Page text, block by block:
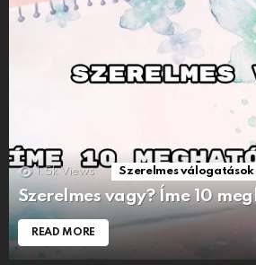
1.5k Views Szerelmes válogatások
Szerelmes vagy? Íme 10
READ MORE